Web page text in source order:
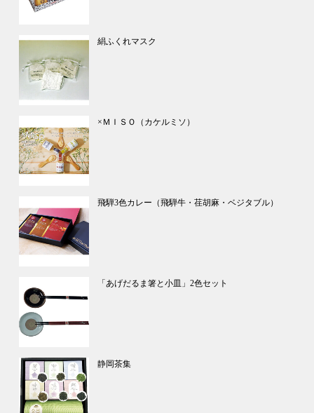
絹ふくれマスク
×ＭＩＳＯ（カケルミソ）
飛騨3色カレー（飛騨牛・荏胡麻・ベジタブル）
「あげだるま箸と小皿」2色セット
静岡茶集